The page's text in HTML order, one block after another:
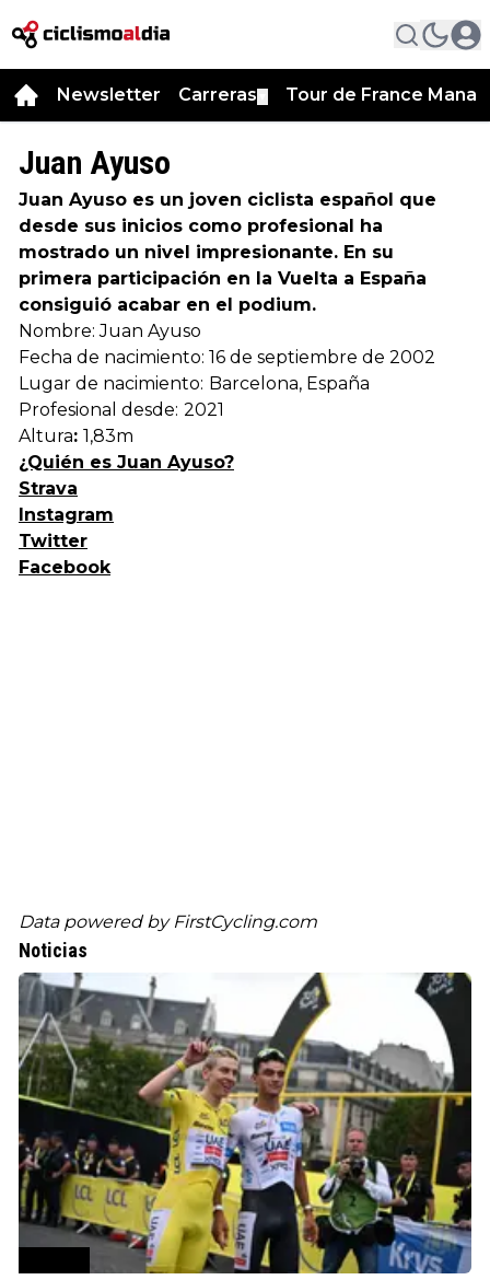
Newsletter Carreras Tour de France
Juan Ayuso
Juan Ayuso es un joven ciclista español que
desde sus inicios como profesional ha
mostrado un nivel impresionante. En su
primera participación en la Vuelta a España
consiguió acabar en el podium.
Nombre: Juan Ayuso
Fecha de nacimiento: 16 de septiembre de 2002
Lugar de nacimiento: Barcelona, España
Profesional desde: 2021
Altura: 1,83m
¿Quién es Juan Ayuso?
Strava
Instagram
Twitter
Facebook
Data powered by FirstCycling.com
Noticias